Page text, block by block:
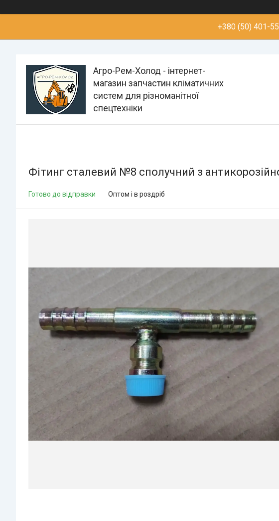
+380 (50) 401-
Агро-Рем-Холод - інтернет-
магазин запчастин кліматичних
систем для різноманітної
спецтехніки
Фітинг сталевий №8 сполучний з
Готово до відправки Оптом і в роздріб